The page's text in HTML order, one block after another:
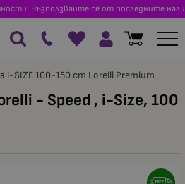
Възползвайте се от последните
i-SIZE 100-150 cm Lorelli Premium
- Speed , i-Size, 100